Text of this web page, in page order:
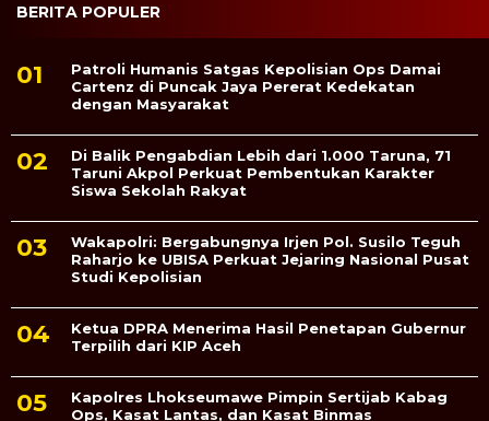
BERITA POPULER
Patroli Humanis Satgas Kepolisian Ops Damai
Cartenz di Puncak Jaya Pererat Kedekatan
dengan Masyarakat
Di Balik Pengabdian Lebih dari 1.000 Taruna, 71
Taruni Akpol Perkuat Pembentukan Karakter
Siswa Sekolah Rakyat
Wakapolri: Bergabungnya Irjen Pol. Susilo Teguh
Raharjo ke UBISA Perkuat Jejaring Nasional Pusat
Studi Kepolisian
Ketua DPRA Menerima Hasil Penetapan Gubernur
Terpilih dari KIP Aceh
Kapolres Lhokseumawe Pimpin Sertijab Kabag
Ops, Kasat Lantas, dan Kasat Binmas